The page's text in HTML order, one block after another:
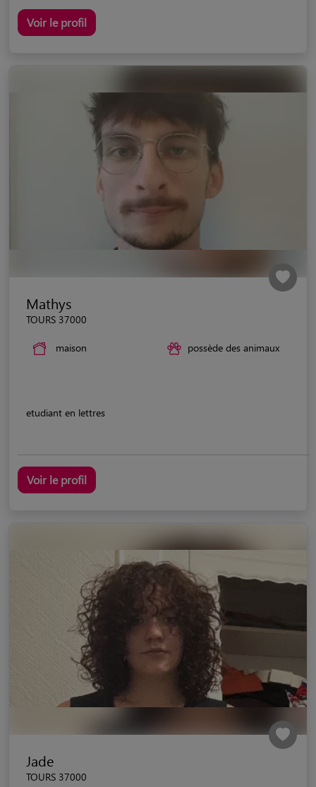
Voir le profil
Mathys
TOURS 37000
maison possède des animaux
etudiant en lettres
Voir le profil
Jade
TOURS 37000